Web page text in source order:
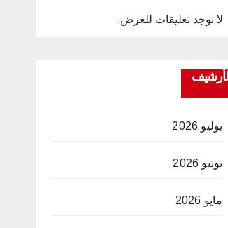
لا توجد تعليقات للعرض.
يوليو 2026
يونيو 2026
مايو 2026